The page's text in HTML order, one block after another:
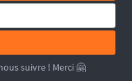
suivre ! Merci 🤗